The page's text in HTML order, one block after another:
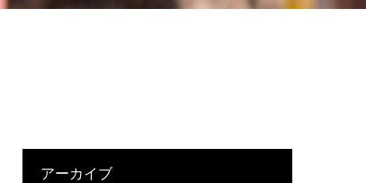
アーカイブ